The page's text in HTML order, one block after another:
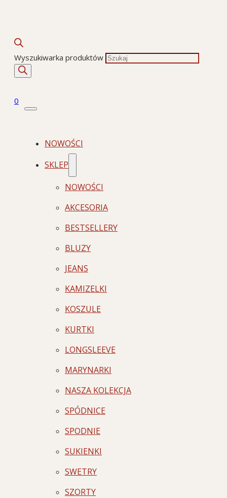
Wyszukiwarka produktów
0
NOWOŚCI
SKLEP
NOWOŚCI
AKCESORIA
BESTSELLERY
BLUZY
JEANS
KAMIZELKI
KOSZULE
KURTKI
LONGSLEEVE
MARYNARKI
NASZA KOLEKCJA
SPÓDNICE
SPODNIE
SUKIENKI
SWETRY
SZORTY